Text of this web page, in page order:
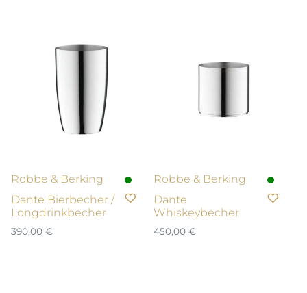
Robbe & Berking
Dante Bierbecher /
Longdrinkbecher
390,00 €
Robbe & Berking
Dante
Whiskeybecher
450,00 €